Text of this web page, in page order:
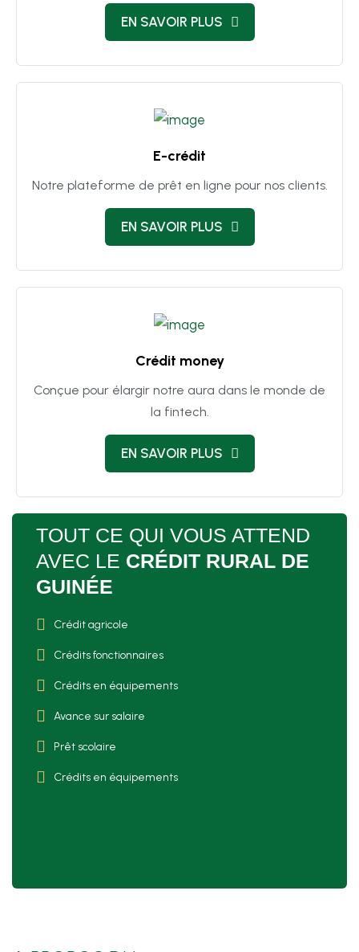
EN SAVOIR PLUS
E-crédit
Notre plateforme de prêt en ligne pour nos clients.
EN SAVOIR PLUS
Crédit money
Conçue pour élargir notre aura dans le monde de
la fintech.
EN SAVOIR PLUS
TOUT CE QUI VOUS ATTEND
AVEC LE CRÉDIT RURAL DE
GUINÉE
Crédit agricole
Crédits fonctionnaires
Crédits en équipements
Avance sur salaire
Prêt scolaire
Crédits en équipements